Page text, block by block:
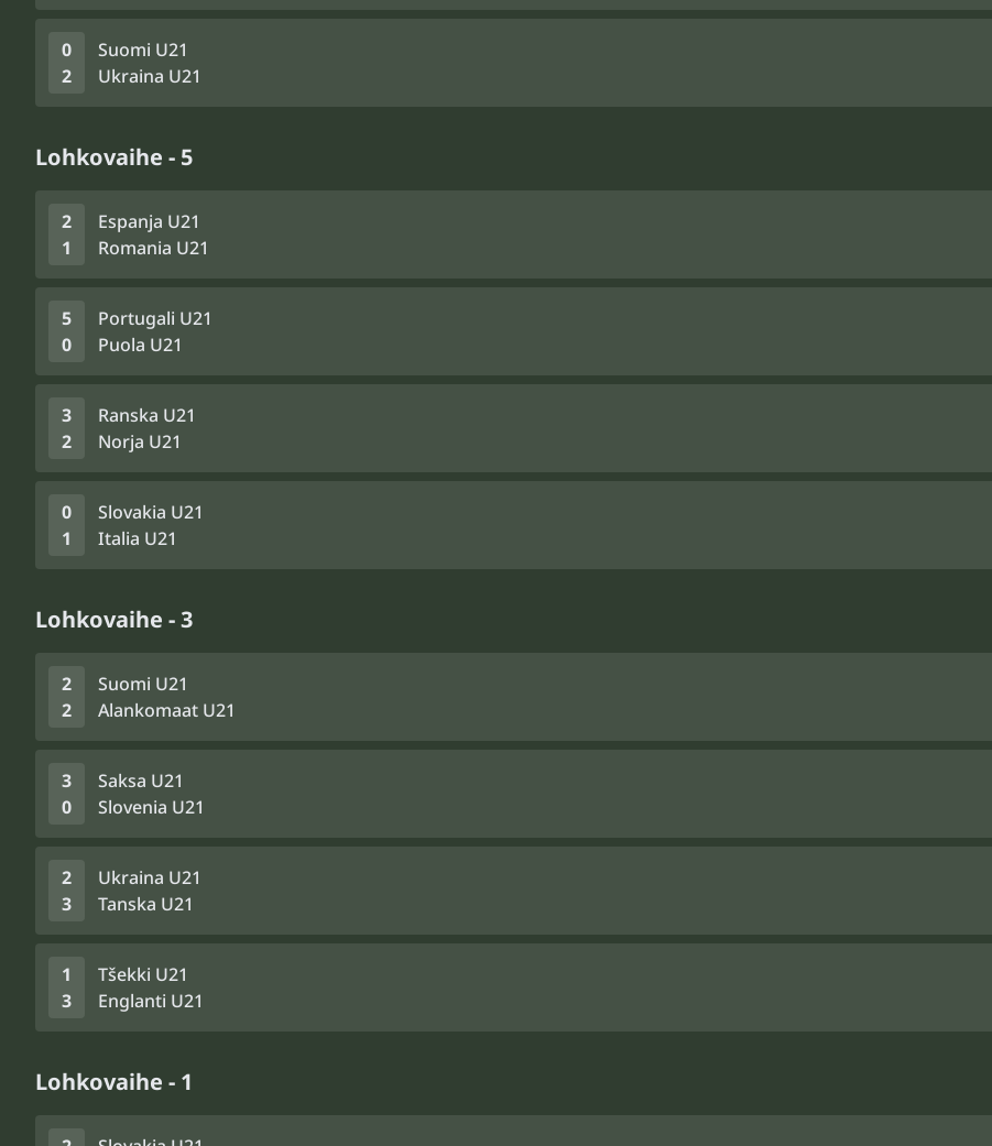
0
2
Suomi U21
Ukraina U21
Lohkovaihe - 5
2
1
Espanja U21
Romania U21
5
0
Portugali U21
Puola U21
3
2
Ranska U21
Norja U21
0
1
Slovakia U21
Italia U21
Lohkovaihe - 3
2
2
Suomi U21
Alankomaat U21
3
0
Saksa U21
Slovenia U21
2
3
Ukraina U21
Tanska U21
1
3
Tšekki U21
Englanti U21
Lohkovaihe - 1